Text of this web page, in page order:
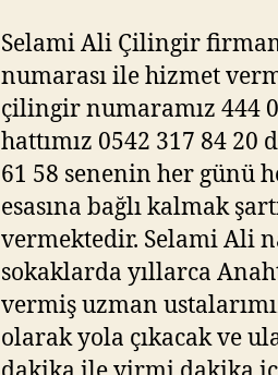
Selami Ali Çilingir
numarası ile hizmet
çilingir numaramız 444
hattımız 0542 317 84 20
61 58 senenin her günü
esasına bağlı kalmak
vermektedir. Selami Ali
sokaklarda yıllarca
vermiş uzman
olarak yola çıkacak ve